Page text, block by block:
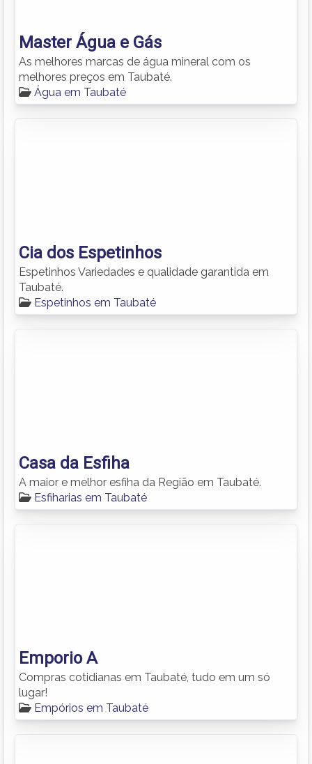
Master Água e Gás
As melhores marcas de água mineral com os
melhores preços em Taubaté.
Água em Taubaté
Cia dos Espetinhos
Espetinhos Variedades e qualidade garantida em
Taubaté.
Espetinhos em Taubaté
Casa da Esfiha
A maior e melhor esfiha da Região em Taubaté.
Esfiharias em Taubaté
Emporio A
Compras cotidianas em Taubaté, tudo em um só
lugar!
Empórios em Taubaté